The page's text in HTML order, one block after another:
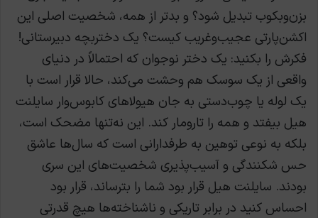
بزن‌وبکوب تبدیل شود؟ و بدتر از همه، شخصیت اصلی این
اکشن‌پارتی عجیب‌وغریب کیست؟ یک دختربچه دبیرستانی!
فکرش را بکنید: یک دختر نوجوان که احتمالاً در دنیای
واقعی از یک سوسک هم وحشت می‌کند، حالا قرار است با
یک لوله یا چوب‌دستی به جان هیولاهای کابوس‌وار سایلنت
هیل بیفتد و همه را تارومار کند. این نه‌تنها مضحک است،
بلکه به نوعی توهین به طرفدارانی است که سال‌ها عاشق
حس شکنندگی و آسیب‌پذیری شخصیت‌های این سری
بودند. سایلنت هیل قرار بود شما را بترساند، قرار بود
احساس کنید در برابر تاریکی و ناشناخته‌ها هیچ قدرتی